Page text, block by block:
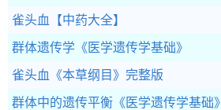
雀头血 【中药大全】
群体遗传学 《医学遗传学基础》
雀头血 《本草纲目》完整版
群体中的遗传平衡 《医学遗传学基础》